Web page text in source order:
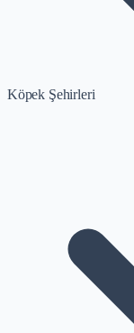
Köpek Şehirleri